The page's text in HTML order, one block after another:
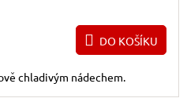
DO KOŠÍKU
chladivým nádechem.